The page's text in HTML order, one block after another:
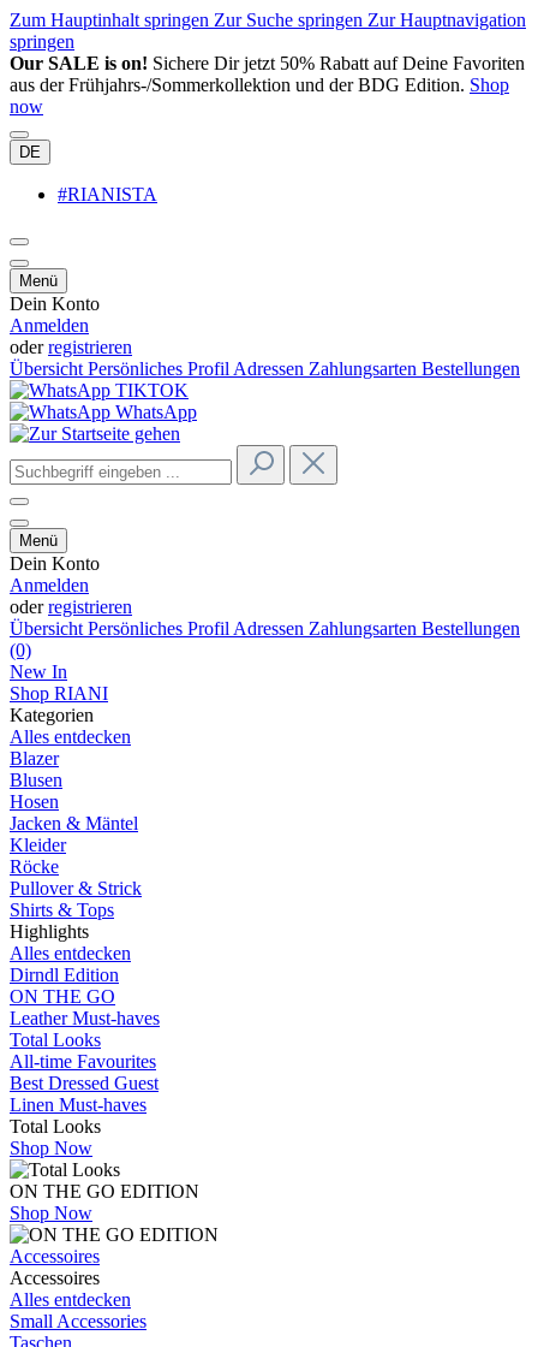
Zum Hauptinhalt springen Zur Suche springen Zur Hauptnavigation
springen
Our SALE is on! Sichere Dir jetzt 50% Rabatt auf Deine Favoriten
aus der Frühjahrs-/Sommerkollektion und der BDG Edition. Shop
now
DE
#RIANISTA
Menü
Dein Konto
Anmelden
oderregistrieren
Übersicht Persönliches Profil Adressen Zahlungsarten Bestellungen
TIKTOK
WhatsApp
Menü
Dein Konto
Anmelden
oderregistrieren
Übersicht Persönliches Profil Adressen Zahlungsarten Bestellungen
(0)
New In
Shop RIANI
Kategorien
Alles entdecken
Blazer
Blusen
Hosen
Jacken & Mäntel
Kleider
Röcke
Pullover & Strick
Shirts & Tops
Highlights
Alles entdecken
Dirndl Edition
ON THE GO
Leather Must-haves
Total Looks
All-time Favourites
Best Dressed Guest
Linen Must-haves
Total Looks
Shop Now
ON THE GO EDITION
Shop Now
Accessoires
Accessoires
Alles entdecken
Small Accessories
Taschen